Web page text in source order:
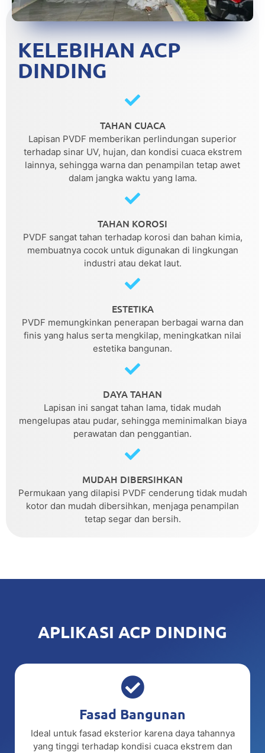
KELEBIHAN ACP
DINDING
TAHAN CUACA
Lapisan PVDF memberikan perlindungan superior
terhadap sinar UV, hujan, dan kondisi cuaca ekstrem
lainnya, sehingga warna dan penampilan tetap awet
dalam jangka waktu yang lama.
TAHAN KOROSI
PVDF sangat tahan terhadap korosi dan bahan kimia,
membuatnya cocok untuk digunakan di lingkungan
industri atau dekat laut.
ESTETIKA
PVDF memungkinkan penerapan berbagai warna dan
finis yang halus serta mengkilap, meningkatkan nilai
estetika bangunan.
DAYA TAHAN
Lapisan ini sangat tahan lama, tidak mudah
mengelupas atau pudar, sehingga meminimalkan biaya
perawatan dan penggantian.
MUDAH DIBERSIHKAN
Permukaan yang dilapisi PVDF cenderung tidak mudah
kotor dan mudah dibersihkan, menjaga penampilan
tetap segar dan bersih.
APLIKASI ACP DINDING
Fasad Bangunan
Ideal untuk fasad eksterior karena daya tahannya
yang tinggi terhadap kondisi cuaca ekstrem dan